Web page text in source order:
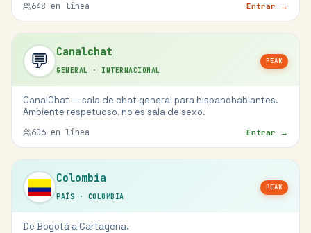
648 en línea Entrar →
💬 Canalchat
GENERAL · INTERNACIONAL
PEAK
CanalChat — sala de chat general para hispanohablantes.
Ambiente respetuoso, no es sala de sexo.
606 en línea Entrar →
Colombia
PAÍS · COLOMBIA
PEAK
De Bogotá a Cartagena.